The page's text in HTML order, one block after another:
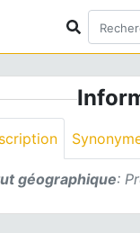
géographique: